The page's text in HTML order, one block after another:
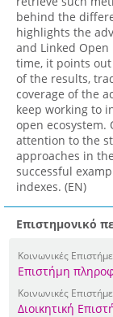
behind the
highlights the
and Linked
time, it points
of the results,
coverage of the
keep working to
open
attention to the
approaches in
successful
indexes. (EN)
Επιστημονικό
Κοινωνικές
Επιστήμη
Κοινωνικές
Διοικητική